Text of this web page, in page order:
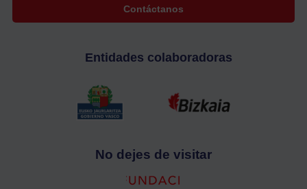
Contáctanos
Entidades colaboradoras
No dejes de visitar